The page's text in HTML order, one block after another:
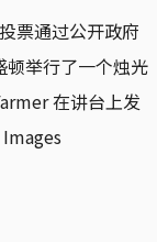
票通过公开政府
顿举行了一个烛光
在讲台上发